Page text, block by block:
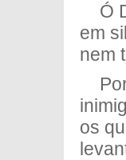
Ó
em
nem
os